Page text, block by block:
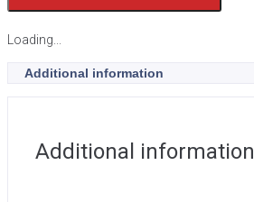
Loading...
Additional information
Additional information